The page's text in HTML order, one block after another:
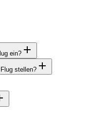
ein?
stellen?